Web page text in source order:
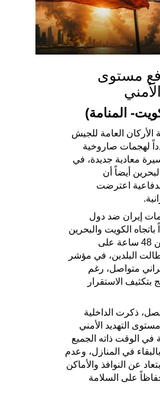
مستوى
المنامة)
العامة للجيش
لهجمات صاروخية
معادية جديدة، في
أيضاً أن
اعترضت
إيران ضد دول
باتجاه الكويت والبحرين
عقب أقل من 48 ساعة على
البلدين، في مؤشر
متواصل، رغم
بتكثيف الاستقرار
ذكرت الداخلية
التهديد الأمني
في الوقت ذاته الجميع
بالبقاء في المنازل، وعدم
عن النوافذ والأماكن
على السلامة